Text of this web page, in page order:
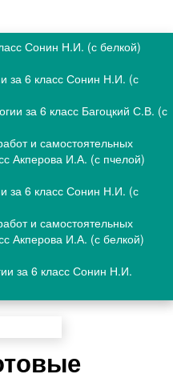
Сонин Н.И. (с белкой)
за 6 класс Сонин Н.И. (с
за 6 класс Багоцкий С.В. (с
и самостоятельных
Акперова И.А. (с пчелой)
за 6 класс Сонин Н.И. (с
и самостоятельных
Акперова И.А. (с белкой)
за 6 класс Сонин Н.И.